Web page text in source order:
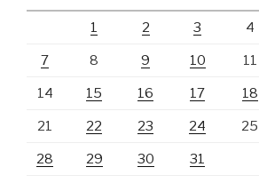
1 2 3 4
7 8 9 10 11
14 15 16 17 18
21 22 23 24 25
28 29 30 31